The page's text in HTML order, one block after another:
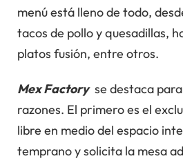
menú está lleno de todo,
tacos de pollo y quesadillas,
platos fusión, entre otros.
Mex Factoryse destaca
razones. El primero es el
libre en medio del espacio
temprano y solicita la mesa